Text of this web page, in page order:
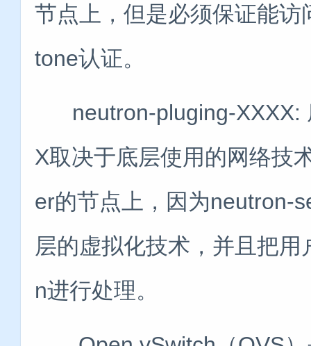
节点上，但是必须保证能
tone认证。
neutron-pluging-XXXX:
X取决于底层使用的网络技
er的节点上，因为neutron-
层的虚拟化技术，并且把
n进行处理。